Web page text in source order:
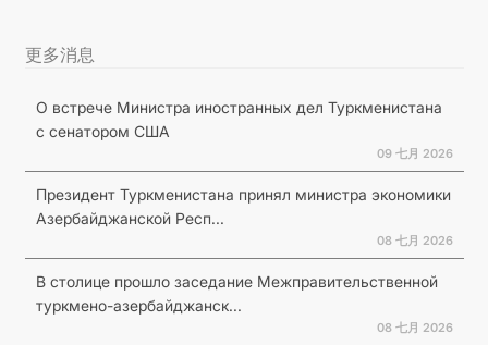
更多消息
О встрече Министра иностранных дел Туркменистана
с сенатором США
09 七月 2026
Президент Туркменистана принял министра экономики
Азербайджанской Респ...
08 七月 2026
В столице прошло заседание Межправительственной
туркмено-азербайджанск...
08 七月 2026